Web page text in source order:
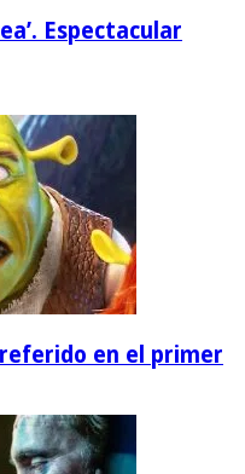
Espectacular
en el primer